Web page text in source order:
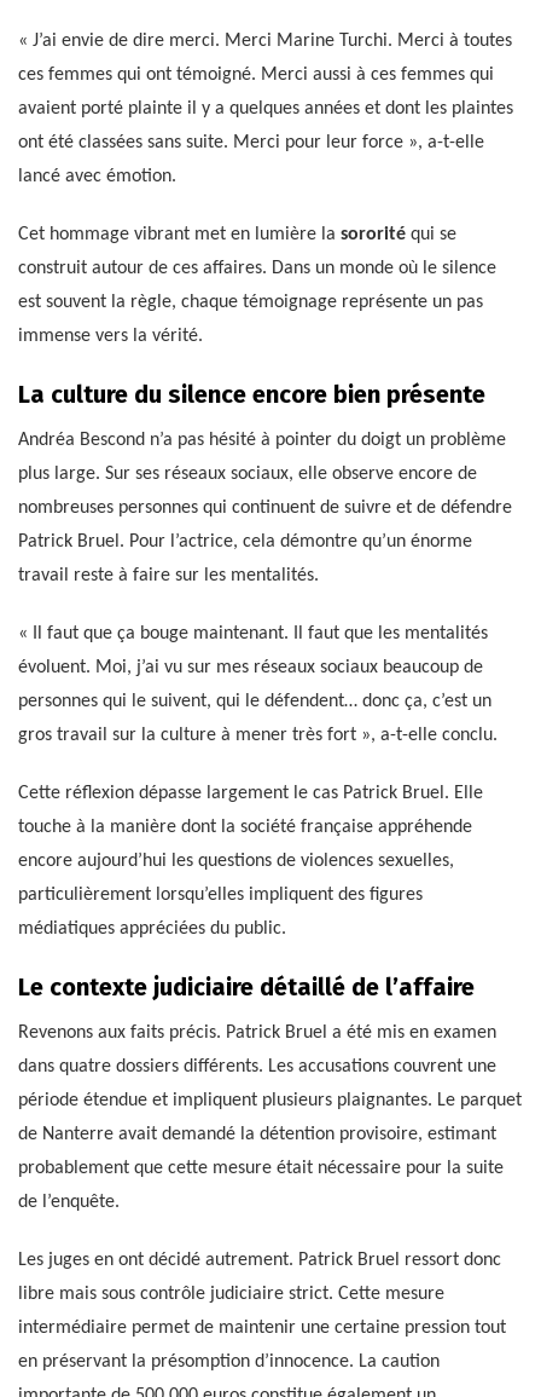
« J’ai envie de dire merci. Merci Marine Turchi. Merci à toutes
ces femmes qui ont témoigné. Merci aussi à ces femmes qui
avaient porté plainte il y a quelques années et dont les plaintes
ont été classées sans suite. Merci pour leur force », a-t-elle
lancé avec émotion.
Cet hommage vibrant met en lumière la sororité qui se
construit autour de ces affaires. Dans un monde où le silence
est souvent la règle, chaque témoignage représente un pas
immense vers la vérité.
La culture du silence encore bien présente
Andréa Bescond n’a pas hésité à pointer du doigt un problème
plus large. Sur ses réseaux sociaux, elle observe encore de
nombreuses personnes qui continuent de suivre et de défendre
Patrick Bruel. Pour l’actrice, cela démontre qu’un énorme
travail reste à faire sur les mentalités.
« Il faut que ça bouge maintenant. Il faut que les mentalités
évoluent. Moi, j’ai vu sur mes réseaux sociaux beaucoup de
personnes qui le suivent, qui le défendent… donc ça, c’est un
gros travail sur la culture à mener très fort », a-t-elle conclu.
Cette réflexion dépasse largement le cas Patrick Bruel. Elle
touche à la manière dont la société française appréhende
encore aujourd’hui les questions de violences sexuelles,
particulièrement lorsqu’elles impliquent des figures
médiatiques appréciées du public.
Le contexte judiciaire détaillé de l’affaire
Revenons aux faits précis. Patrick Bruel a été mis en examen
dans quatre dossiers différents. Les accusations couvrent une
période étendue et impliquent plusieurs plaignantes. Le parquet
de Nanterre avait demandé la détention provisoire, estimant
probablement que cette mesure était nécessaire pour la suite
de l’enquête.
Les juges en ont décidé autrement. Patrick Bruel ressort donc
libre mais sous contrôle judiciaire strict. Cette mesure
intermédiaire permet de maintenir une certaine pression tout
en préservant la présomption d’innocence. La caution